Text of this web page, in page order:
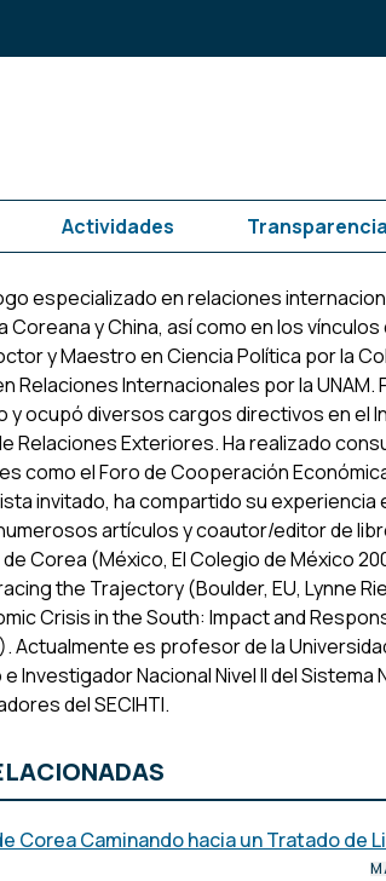
Actividades Transparencia
especializado en relaciones
Coreana y China, así como en los vínculos
y Maestro en Ciencia Política por la
Relaciones Internacionales por la UNAM.
y ocupó diversos cargos directivos en el
Relaciones Exteriores. Ha realizado
como el Foro de Cooperación
invitado, ha compartido su experiencia
artículos y coautor/editor de
Corea (México, El Colegio de México
the Trajectory (Boulder, EU, Lynne
Crisis in the South: Impact and
Actualmente es profesor de la
Investigador Nacional Nivel II del Sistema
del SECIHTI.
Corea Caminando hacia un Tratado de